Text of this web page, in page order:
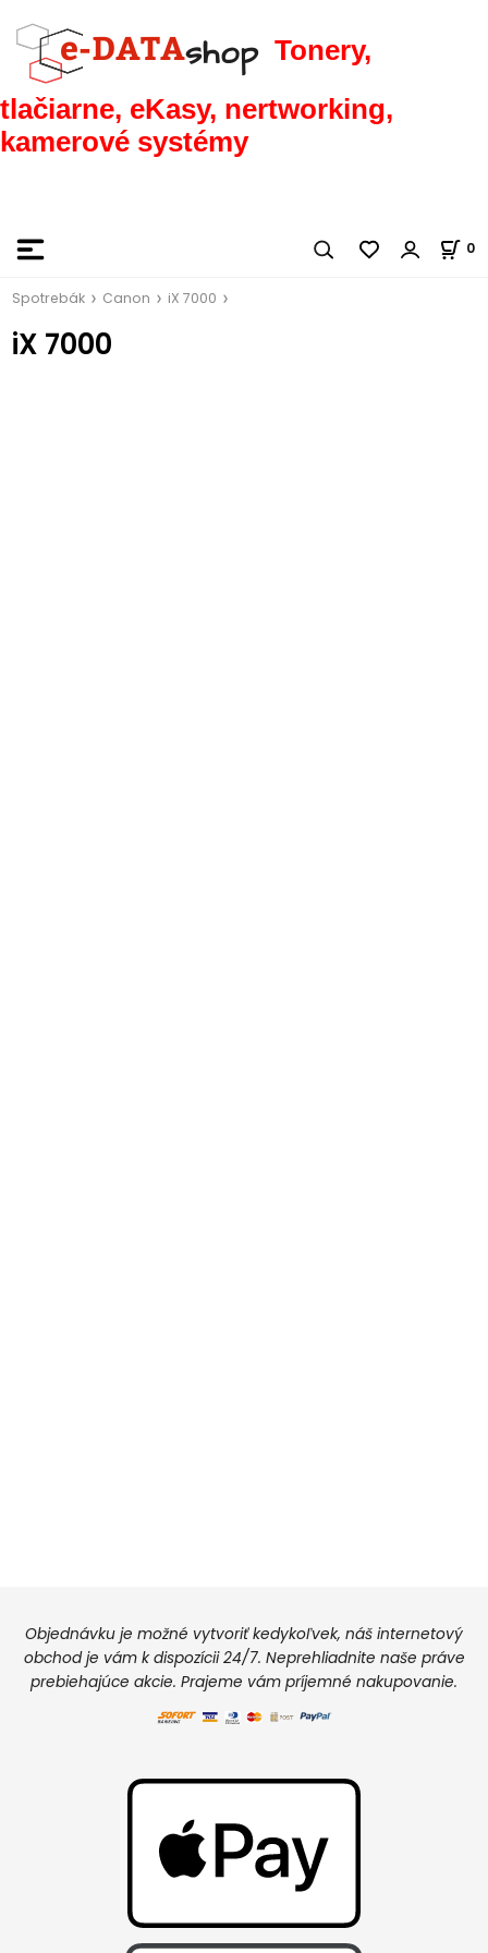
Tonery,
tlačiarne, eKasy, nertworking,
kamerové systémy
0
Spotrebák Canon iX 7000
iX 7000
Objednávku je možné vytvoriť kedykoľvek, náš internetový
obchod je vám k dispozícii 24/7. Neprehliadnite naše práve
prebiehajúce akcie. Prajeme vám príjemné nakupovanie.